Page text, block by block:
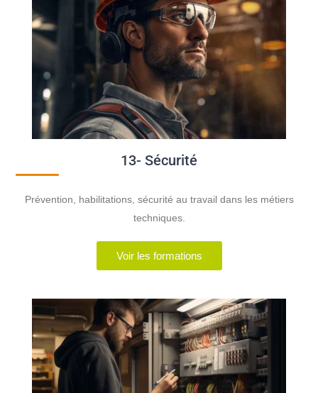
13- Sécurité
Prévention, habilitations, sécurité au travail dans les métiers
techniques.
Voir les formations